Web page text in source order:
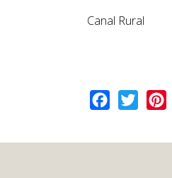
Canal Rural
Facebook
Twitter